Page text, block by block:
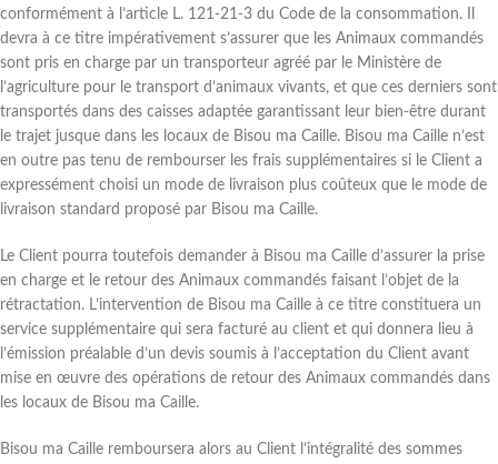
conformément à l’article L. 121-21-3 du Code de la consommation. Il
devra à ce titre impérativement s’assurer que les Animaux commandés
sont pris en charge par un transporteur agréé par le Ministère de
l’agriculture pour le transport d’animaux vivants, et que ces derniers sont
transportés dans des caisses adaptée garantissant leur bien-être durant
le trajet jusque dans les locaux de Bisou ma Caille. Bisou ma Caille n’est
en outre pas tenu de rembourser les frais supplémentaires si le Client a
expressément choisi un mode de livraison plus coûteux que le mode de
livraison standard proposé par Bisou ma Caille.
Le Client pourra toutefois demander à Bisou ma Caille d’assurer la prise
en charge et le retour des Animaux commandés faisant l’objet de la
rétractation. L’intervention de Bisou ma Caille à ce titre constituera un
service supplémentaire qui sera facturé au client et qui donnera lieu à
l’émission préalable d’un devis soumis à l’acceptation du Client avant
mise en œuvre des opérations de retour des Animaux commandés dans
les locaux de Bisou ma Caille.
Bisou ma Caille remboursera alors au Client l’intégralité des sommes